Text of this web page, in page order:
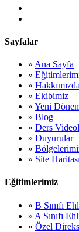
Sayfalar
» Ana Sayfa
»
» Hakkımızda
» Ekibimiz
» Yeni
» Blog
» Ders
» Duyurular
»
» Site Haritası
Eğitimlerimiz
» B Sınıfı
» A Sınıfı
» Özel